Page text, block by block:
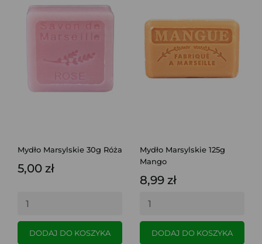
Mydło Marsylskie 30g Róża
5,00 zł
DODAJ DO KOSZYKA
Mydło Marsylskie 125g
Mango
8,99 zł
DODAJ DO KOSZYKA